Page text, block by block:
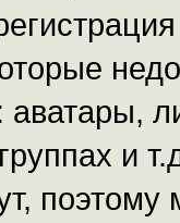
аватары,
и